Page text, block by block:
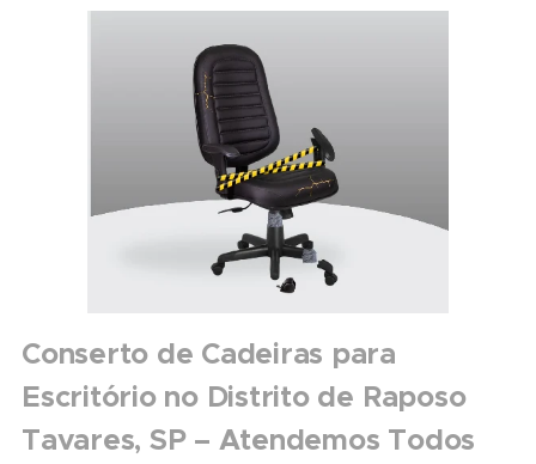
Conserto de Cadeiras para
Escritório no Distrito de Raposo
Tavares, SP – Atendemos Todos